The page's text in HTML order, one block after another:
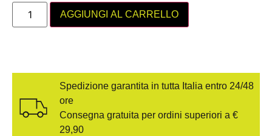
AGGIUNGI AL CARRELLO
Spedizione garantita in tutta Italia entro 24/48
ore
Consegna gratuita per ordini superiori a €
29,90